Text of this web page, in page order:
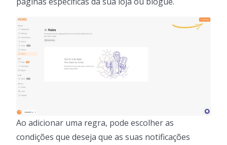
Ao adicionar uma regra, pode escolher as
condições que deseja que as suas notificações